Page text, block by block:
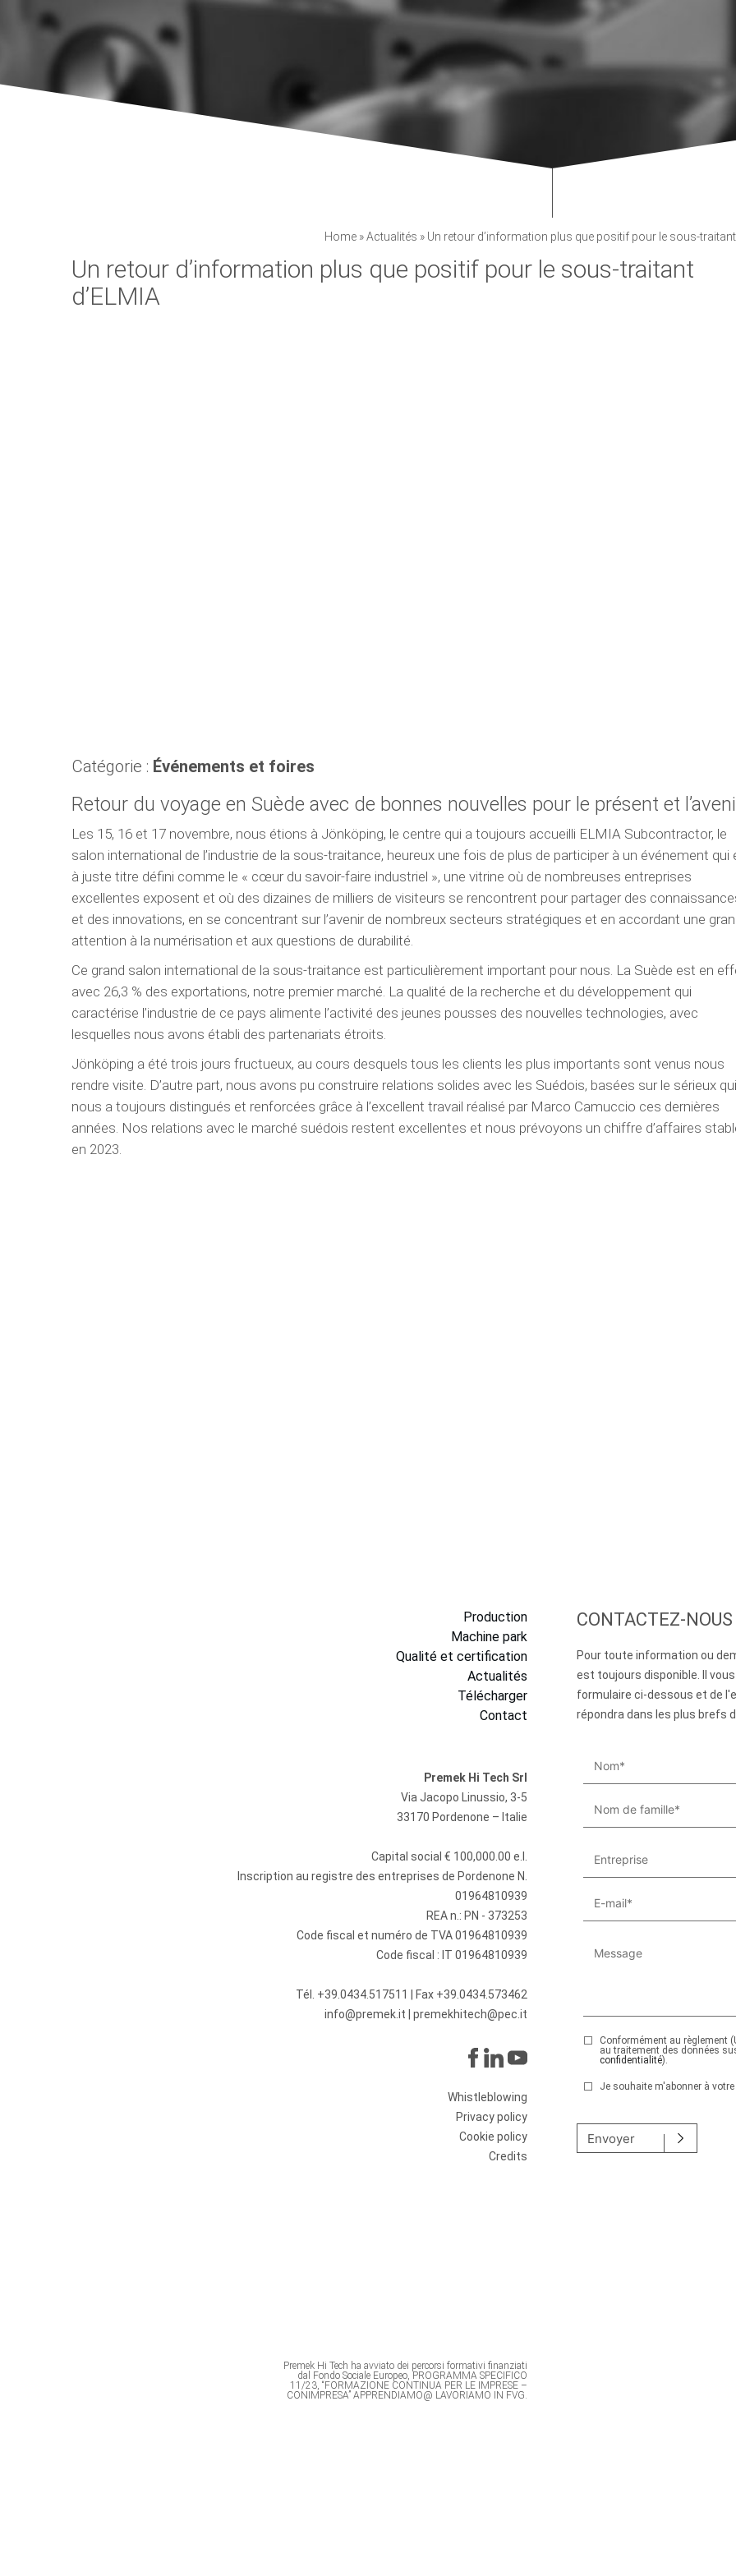
Home »Actualités » Un retour d’information plus que positif pour le sous-traitant
Un retour d’information plus que positif pour le sous-traitant
d’ELMIA
Catégorie : Événements et foires
Retour du voyage en Suède avec de bonnes nouvelles pour le présent et
Les 15, 16 et 17 novembre, nous étions à Jönköping, le centre qui a toujours accueilli ELMIA Subcontractor, le
salon international de l’industrie de la sous-traitance, heureux une fois de plus de participer à un événement qui
à juste titre défini comme le « cœur du savoir-faire industriel », une vitrine où de nombreuses entreprises
excellentes exposent et où des dizaines de milliers de visiteurs se rencontrent pour partager des
et des innovations, en se concentrant sur l’avenir de nombreux secteurs stratégiques et en accordant une
attention à la numérisation et aux questions de durabilité.
Ce grand salon international de la sous-traitance est particulièrement important pour nous. La Suède est en
avec 26,3 % des exportations, notre premier marché. La qualité de la recherche et du développement qui
caractérise l’industrie de ce pays alimente l’activité des jeunes pousses des nouvelles technologies, avec
lesquelles nous avons établi des partenariats étroits.
Jönköping a été trois jours fructueux, au cours desquels tous les clients les plus importants sont venus nous
rendre visite. D’autre part, nous avons pu construire relations solides avec les Suédois, basées sur le sérieux qui
nous a toujours distingués et renforcées grâce à l’excellent travail réalisé par Marco Camuccio ces dernières
années. Nos relations avec le marché suédois restent excellentes et nous prévoyons un chiffre d’affaires
en 2023.
Production
Machine park
Qualité et certification
Actualités
Télécharger
Contact
Premek Hi Tech Srl
Via Jacopo Linussio, 3-5
33170 Pordenone – Italie
Capital social € 100,000.00 e.l.
Inscription au registre des entreprises de Pordenone N.
01964810939
REA n.: PN - 373253
Code fiscal et numéro de TVA 01964810939
Code fiscal : IT 01964810939
Tél. +39.0434.517511
| Fax +39.0434.573462
info@premek.it
premekhitech@pec.it
Whistleblowing
Privacy policy
Cookie policy
Credits
CONTACTEZ-NOUS
Pour toute information ou
est toujours disponible. Il
formulaire ci-dessous et de
répondra dans les plus brefs
Conformément au règlement
au traitement des données
confidentialité).
Je souhaite m'abonner à
Envoyer
Premek Hi Tech ha avviato dei percorsi formativi finanziati
dal Fondo Sociale Europeo, PROGRAMMA SPECIFICO
11/23, “FORMAZIONE CONTINUA PER LE IMPRESE –
CONIMPRESA” APPRENDIAMO@ LAVORIAMO IN FVG.